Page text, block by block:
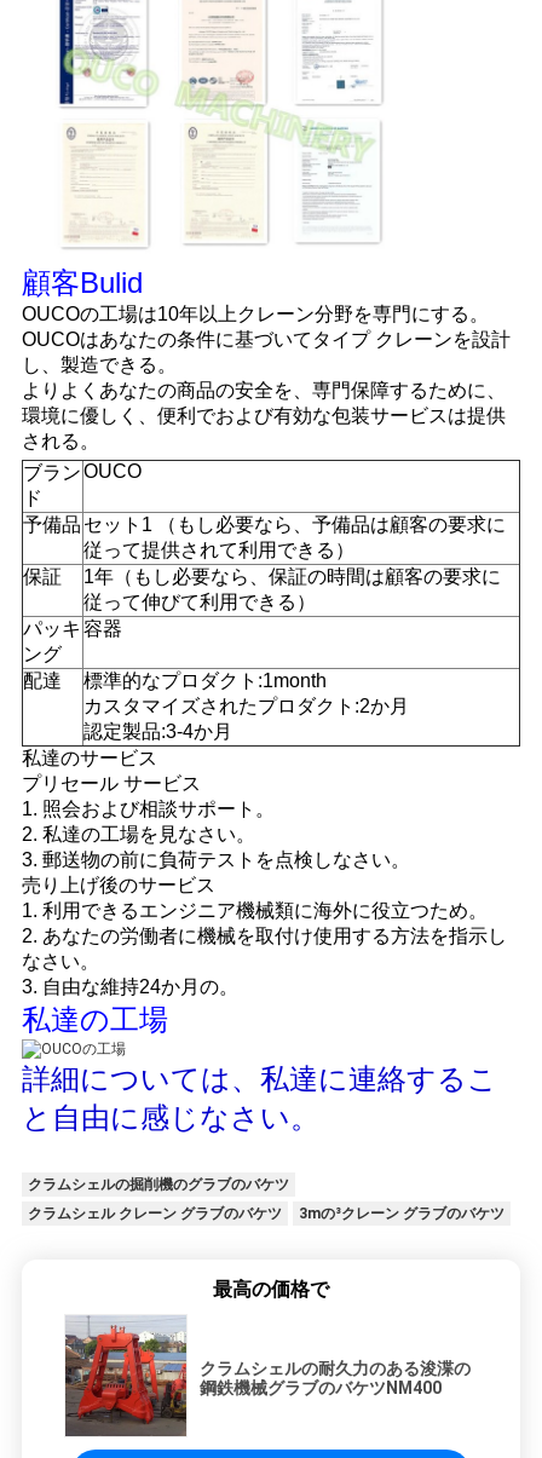
顧客Bulid
OUCOの工場は10年以上クレーン分野を専門にする。
OUCOはあなたの条件に基づいてタイプ クレーンを設計
し、製造できる。
よりよくあなたの商品の安全を、専門保障するために、
環境に優しく、便利でおよび有効な包装サービスは提供
される。
ブラン
ド
OUCO
予備品 セット1 （もし必要なら、予備品は顧客の要求に
従って提供されて利用できる）
保証
1年（もし必要なら、保証の時間は顧客の要求に
従って伸びて利用できる）
パッキ
ング
容器
配達
標準的なプロダクト:1month
カスタマイズされたプロダクト:2か月
認定製品:3-4か月
私達のサービス
プリセール サービス
1. 照会および相談サポート。
2. 私達の工場を見なさい。
3. 郵送物の前に負荷テストを点検しなさい。
売り上げ後のサービス
1. 利用できるエンジニア機械類に海外に役立つため。
2. あなたの労働者に機械を取付け使用する方法を指示し
なさい。
3. 自由な維持24か月の。
私達の工場
詳細については、私達に連絡するこ
と自由に感じなさい。
クラムシェルの掘削機のグラブのバケツ
クラムシェル クレーン グラブのバケツ
3mの³クレーン グラブのバケツ
最高の価格で
クラムシェルの耐久力のある浚渫の
鋼鉄機械グラブのバケツNM400